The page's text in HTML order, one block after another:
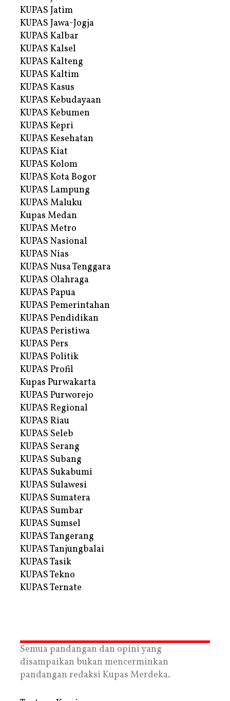
KUPAS Jatim
KUPAS Jawa-Jogja
KUPAS Kalbar
KUPAS Kalsel
KUPAS Kalteng
KUPAS Kaltim
KUPAS Kasus
KUPAS Kebudayaan
KUPAS Kebumen
KUPAS Kepri
KUPAS Kesehatan
KUPAS Kiat
KUPAS Kolom
KUPAS Kota Bogor
KUPAS Lampung
KUPAS Maluku
Kupas Medan
KUPAS Metro
KUPAS Nasional
KUPAS Nias
KUPAS Nusa Tenggara
KUPAS Olahraga
KUPAS Papua
KUPAS Pemerintahan
KUPAS Pendidikan
KUPAS Peristiwa
KUPAS Pers
KUPAS Politik
KUPAS Profil
Kupas Purwakarta
KUPAS Purworejo
KUPAS Regional
KUPAS Riau
KUPAS Seleb
KUPAS Serang
KUPAS Subang
KUPAS Sukabumi
KUPAS Sulawesi
KUPAS Sumatera
KUPAS Sumbar
KUPAS Sumsel
KUPAS Tangerang
KUPAS Tanjungbalai
KUPAS Tasik
KUPAS Tekno
KUPAS Ternate
Semua pandangan dan opini yang
disampaikan bukan mencerminkan
pandangan redaksi Kupas Merdeka.